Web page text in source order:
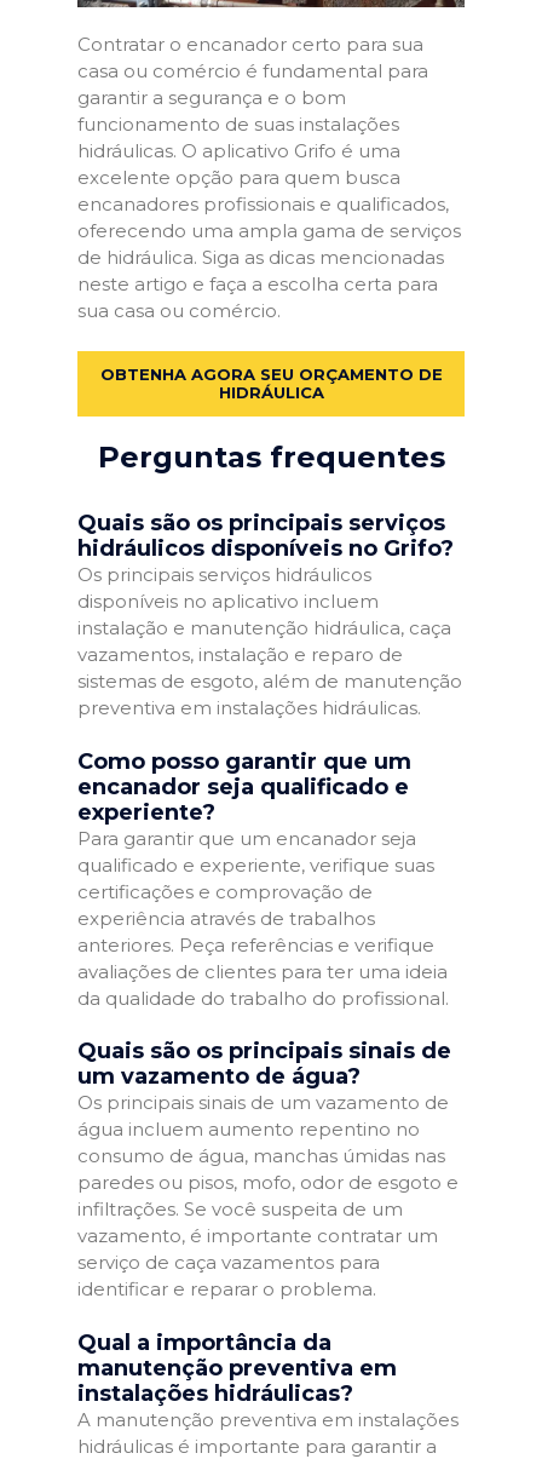
Contratar o encanador certo para sua
casa ou comércio é fundamental para
garantir a segurança e o bom
funcionamento de suas instalações
hidráulicas. O aplicativo Grifo é uma
excelente opção para quem busca
encanadores profissionais e qualificados,
oferecendo uma ampla gama de serviços
de hidráulica. Siga as dicas mencionadas
neste artigo e faça a escolha certa para
sua casa ou comércio.
OBTENHA AGORA SEU ORÇAMENTO DE
HIDRÁULICA
Perguntas frequentes
Quais são os principais serviços
hidráulicos disponíveis no Grifo?
Os principais serviços hidráulicos
disponíveis no aplicativo incluem
instalação e manutenção hidráulica, caça
vazamentos, instalação e reparo de
sistemas de esgoto, além de manutenção
preventiva em instalações hidráulicas.
Como posso garantir que um
encanador seja qualificado e
experiente?
Para garantir que um encanador seja
qualificado e experiente, verifique suas
certificações e comprovação de
experiência através de trabalhos
anteriores. Peça referências e verifique
avaliações de clientes para ter uma ideia
da qualidade do trabalho do profissional.
Quais são os principais sinais de
um vazamento de água?
Os principais sinais de um vazamento de
água incluem aumento repentino no
consumo de água, manchas úmidas nas
paredes ou pisos, mofo, odor de esgoto e
infiltrações. Se você suspeita de um
vazamento, é importante contratar um
serviço de caça vazamentos para
identificar e reparar o problema.
Qual a importância da
manutenção preventiva em
instalações hidráulicas?
A manutenção preventiva em instalações
hidráulicas é importante para garantir a